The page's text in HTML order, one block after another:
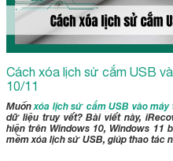
Cách xóa lịch sử cắm USB
10/11
Muốn xóa lịch sử cắm USB vào máy
dữ liệu truy vết? Bài viết này,
hiện trên Windows 10, Windows 11
mềm xóa lịch sử USB, giúp thao tác